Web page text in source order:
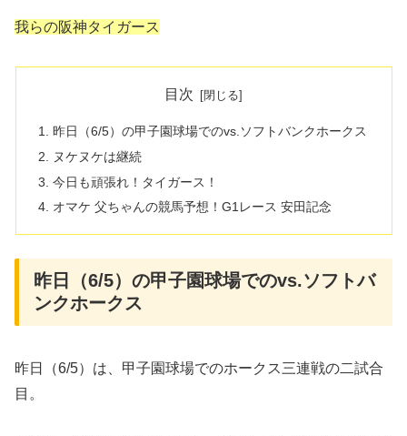
我らの阪神タイガース
目次
昨日（6/5）の甲子園球場でのvs.ソフトバンクホークス
ヌケヌケは継続
今日も頑張れ！タイガース！
オマケ 父ちゃんの競馬予想！G1レース 安田記念
昨日（6/5）の甲子園球場でのvs.ソフトバ
ンクホークス
昨日（6/5）は、甲子園球場でのホークス三連戦の二試合
目。